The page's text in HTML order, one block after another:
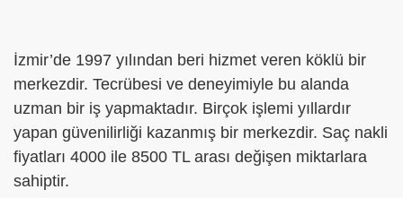
İzmir’de 1997 yılından beri hizmet veren köklü bir
merkezdir. Tecrübesi ve deneyimiyle bu alanda
uzman bir iş yapmaktadır. Birçok işlemi yıllardır
yapan güvenilirliği kazanmış bir merkezdir. Saç nakli
fiyatları 4000 ile 8500 TL arası değişen miktarlara
sahiptir.